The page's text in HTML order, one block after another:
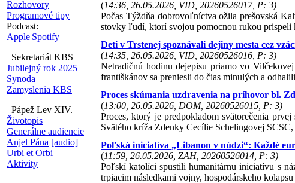
Rozhovory
Programové tipy
Podcast:
Apple|Spotify
Sekretariát KBS
Jubilejný rok 2025
Synoda
Zamyslenia KBS
Pápež Lev XIV.
Životopis
Generálne audiencie
Anjel Pána [audio]
Urbi et Orbi
Aktivity
(14:36, 26.05.2026, VID, 20260526017, P: 3)
Počas Týždňa dobrovoľníctva ožila prešovská
stovky ľudí, ktorí svojou pomocnou rukou prispeli
Deti v Trstenej spoznávali dejiny mesta cez
(14:35, 26.05.2026, VID, 20260526016, P: 3)
Netradičnú hodinu dejepisu priamo vo
františkánov sa preniesli do čias minulých a
Proces skúmania uzdravenia na príhovor bl.
(13:00, 26.05.2026, DOM, 20260526015, P: 3)
Proces, ktorý je predpokladom svätorečenia
Svätého kríža Zdenky Cecílie Schelingovej SCSC,
Poľská iniciatíva „Libanon v núdzi“: Každé
(11:59, 26.05.2026, ZAH, 20260526014, P: 3)
Poľskí katolíci spustili humanitárnu iniciatívu s
trpiacim následkami vojny, hospodárskeho